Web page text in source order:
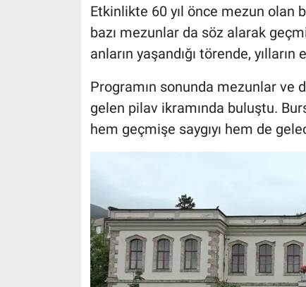
Etkinlikte 60 yıl önce mezun olan
bazı mezunlar da söz alarak
anların yaşandığı törende,
Programın sonunda mezunlar ve
gelen pilav ikramında buluştu.
hem geçmişe saygıyı hem de